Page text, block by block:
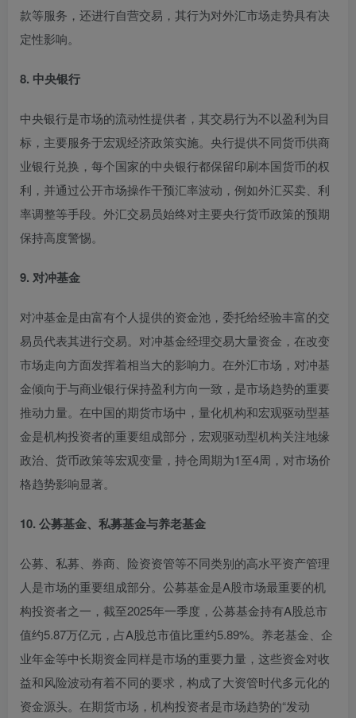
款等服务，还进行自营交易，其行为对外汇市场走势具有决
定性影响。
8. 中央银行
中央银行是市场的流动性提供者，其交易行为不以盈利为目
标，主要服务于宏观经济政策实施。央行提供不同货币供商
业银行兑换，每个国家的中央银行都保留印刷本国货币的权
利，并通过公开市场操作干预汇率波动，例如外汇买卖、利
率调整等手段。外汇交易员始终对主要央行货币政策的预期
保持高度警惕。
9. 对冲基金
对冲基金是由富有个人提供的资金池，委托给经验丰富的交
易员代表其进行交易。对冲基金经理交易大量资金，在改变
市场走向方面发挥着相当大的影响力。在外汇市场，对冲基
金倾向于与商业银行保持盈利方向一致，是市场趋势的重要
推动力量。在中国的期货市场中，量化机构和宏观驱动型基
金是机构投资者的重要组成部分，宏观驱动型机构关注地缘
政治、货币政策等宏观变量，持仓周期为1至4周，对市场价
格趋势影响显著。
10. 公募基金、私募基金与养老基金
公募、私募、券商、险资资管等不同类别的高水平资产管理
人是市场的重要组成部分。公募基金是A股市场最重要的机
构投资者之一，截至2025年一季度，公募基金持有A股总市
值约5.87万亿元，占A股总市值比重约5.89%。养老基金、企
业年金等中长期资金同样是市场的重要力量，这些资金对收
益和风险波动有着不同的要求，构成了大资管时代多元化的
资金源头。在期货市场，机构投资者是市场趋势的“发动